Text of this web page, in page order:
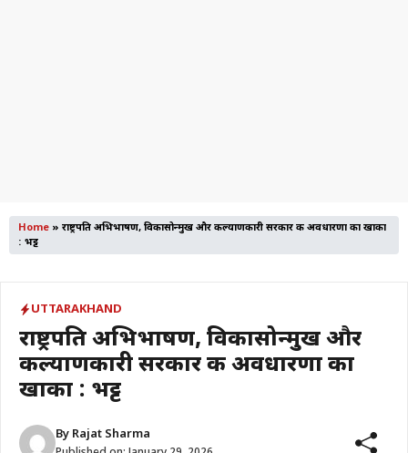
Home » राष्ट्रपति अभिभाषण, विकासोन्मुख और कल्याणकारी सरकार की अवधारणा का खाका
: भट्ट
UTTARAKHAND
राष्ट्रपति अभिभाषण, विकासोन्मुख और
कल्याणकारी सरकार की अवधारणा का
खाका : भट्ट
By Rajat Sharma